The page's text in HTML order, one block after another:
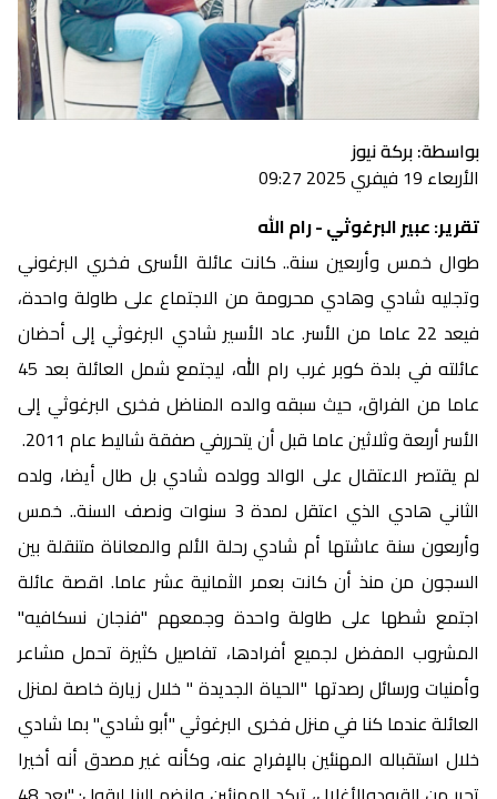
بواسطة: بركة نيوز
الأربعاء 19 فيفري 2025 09:27
تقرير: عبير البرغوثي - رام الله
طوال خمس وأربعين سنة.. كانت عائلة الأسرى فخري البرغوني
وتجليه شادي وهادي محرومة من الاجتماع على طاولة واحدة،
فيعد 22 عاما من الأسر. عاد الأسير شادي البرغوثي إلى أحضان
عائلته في بلدة كوبر غرب رام الله، ليجتمع شمل العائلة بعد 45
عاما من الفراق، حيث سبقه والده المناضل فخرى البرغوثي إلى
الأسر أربعة وثلاثين عاما قبل أن يتحررفي صفقة شاليط عام 2011.
لم يقتصر الاعتقال على الوالد وولده شادي بل طال أيضا، ولده
الثاني هادي الذي اعتقل لمدة 3 سنوات ونصف السنة.. خمس
وأربعون سنة عاشتها أم شادي رحلة الألم والمعاناة متنقلة بين
السجون من منذ أن كانت بعمر الثمانية عشر عاما. اقصة عائلة
اجتمع شطها على طاولة واحدة وجمعهم "فنجان نسكافيه"
المشروب المفضل لجميع أفرادها، تفاصيل كثيرة تحمل مشاعر
وأمنيات ورسائل رصدتها "الحياة الجديدة " خلال زيارة خاصة لمنزل
العائلة عندما كنا في منزل فخرى البرغوثي "أبو شادي" بما شادي
خلال استقباله المهنئين بالإفراج عنه، وكأنه غير مصدق أنه أخيرا